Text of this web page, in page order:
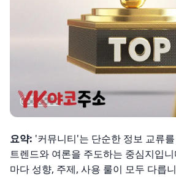
요약: '커뮤니티'는 단순한 정보 교류
트렌드와 여론을 주도하는 중심지입
마다 성향, 주제, 사용 룰이 모두 다릅